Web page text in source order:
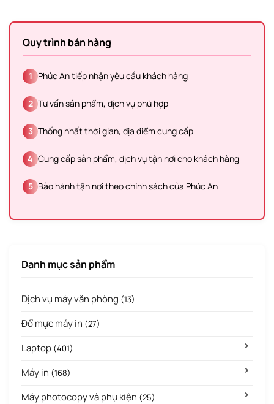
Quy trình bán hàng
1 Phúc An tiếp nhận yêu cầu khách hàng
2 Tư vấn sản phẩm, dịch vụ phù hợp
3 Thống nhất thời gian, địa điểm cung cấp
4 Cung cấp sản phẩm, dịch vụ tận nơi cho khách hàng
5 Bảo hành tận nơi theo chính sách của Phúc An
Danh mục sản phẩm
Dịch vụ máy văn phòng (13)
Đổ mực máy in (27)
Laptop (401)
Máy in (168)
Máy photocopy và phụ kiện (25)